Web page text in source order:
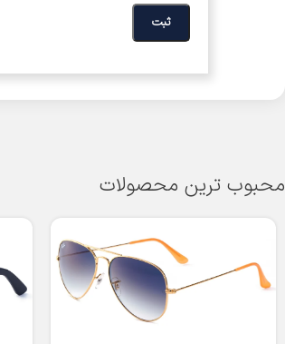
محبوب ترین محصولات